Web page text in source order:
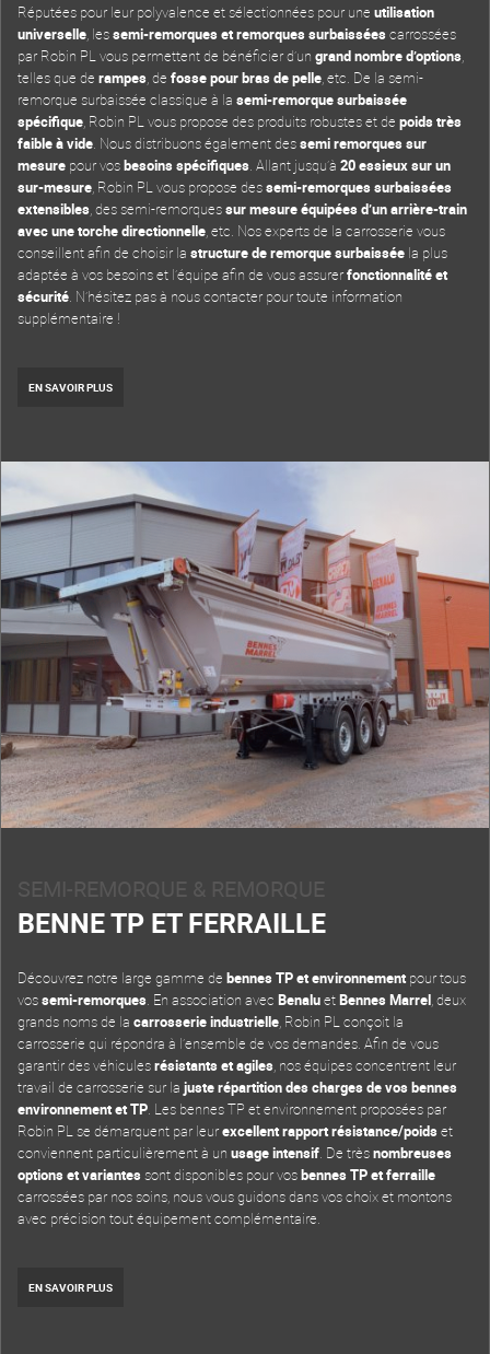
Réputées pour leur polyvalence et sélectionnées pour une utilisation
universelle, lessemi-remorques et remorques surbaisséescarrossées
par Robin PL vous permettent de bénéficier d’un grand nombre d’options,
telles que de rampes, de fosse pour bras de pelle, etc. De la semi-
remorque surbaissée classique à la semi-remorque surbaissée
spécifique, Robin PL vous propose des produits robustes et de poids très
faible à vide. Nous distribuons également dessemi remorques sur
mesure pour vosbesoins spécifiques. Allant jusqu’à 20 essieux sur un
sur-mesure, Robin PL vous propose dessemi-remorques surbaissées
extensibles, des semi-remorquessur mesure équipées d’un arrière-train
avec une torche directionnelle, etc. Nos experts de la carrosserie vous
conseillent afin de choisir la structure de remorque surbaissée la plus
adaptée à vos besoins et l’équipe afin de vous assurerfonctionnalité et
sécurité. N’hésitez pas à nous contacter pour toute information
supplémentaire !
EN SAVOIR PLUS
SEMI-REMORQUE & REMORQUE
BENNE TP ET FERRAILLE
Découvrez notre large gamme de bennes TP et environnementpour tous
vossemi-remorques. En association avec BenaluetBennes Marrel, deux
grands noms de la carrosserie industrielle, Robin PL conçoit la
carrosserie qui répondra à l’ensemble de vos demandes. Afin de vous
garantir des véhiculesrésistants et agiles, nos équipes concentrent leur
travail de carrosserie sur la juste répartition des charges de vos bennes
environnement et TP. Les bennes TP et environnement proposées par
Robin PL se démarquent par leurexcellent rapport résistance/poidset
conviennent particulièrement à un usage intensif. De trèsnombreuses
options et variantessont disponibles pour vosbennes TP et ferraille
carrossées par nos soins, nous vous guidons dans vos choix et montons
avec précision tout équipement complémentaire.
EN SAVOIR PLUS